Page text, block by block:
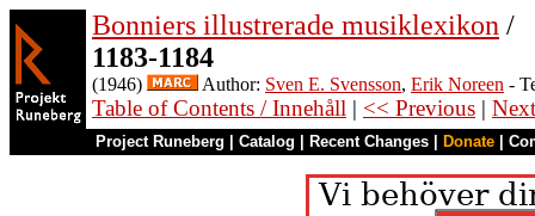
Bonniers illustrerade musiklexikon /
1183-1184
(1946) Author: Sven E. Svensson, Erik Noreen -
Table of Contents / Innehåll | << Previous |
Project Runeberg Catalog Recent Changes Donate